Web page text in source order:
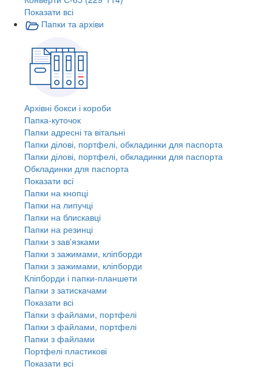
Показати всі
Папки та архіви
Архівні бокси і короби
Папка-куточок
Папки адресні та вітальні
Папки ділові, портфелі, обкладинки для паспорта
Папки ділові, портфелі, обкладинки для паспорта
Обкладинки для паспорта
Показати всі
Папки на кнопці
Папки на липучці
Папки на блискавці
Папки на резинці
Папки з зав'язками
Папки з зажимами, кліпборди
Папки з зажимами, кліпборди
Кліпборди і папки-планшети
Папки з затискачами
Показати всі
Папки з файлами, портфелі
Папки з файлами, портфелі
Папки з файлами
Портфелі пластикові
Показати всі